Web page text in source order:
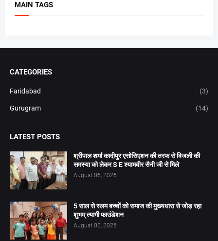
MAIN TAGS
CATEGORIES
Faridabad (3)
Gurugram (14)
LATEST POSTS
श्रीपाल शर्मा कादीपुर एसोसिएशन की तरफ से बिजली की
समस्या को लेकर S E श्यामवीर सैनी जी से मिले
August 06, 2026
5 साल से स्लम बच्चों को समाज की मुख्यधारा से जोड़ रहा
शुभम् त्यागी फाउंडेशन
August 02, 2026